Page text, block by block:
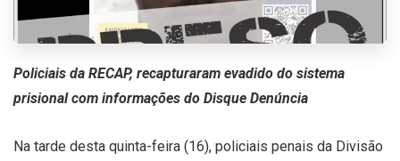
Policiais da RECAP, recapturaram evadido do sistema
prisional com informações do Disque Denúncia
Na tarde desta quinta-feira (16), policiais penais da Divisão